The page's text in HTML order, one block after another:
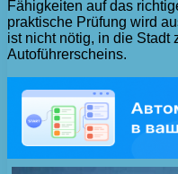
Fähigkeiten auf das
praktische Prüfung wird
ist nicht nötig, in die Stadt
Autoführerscheins.